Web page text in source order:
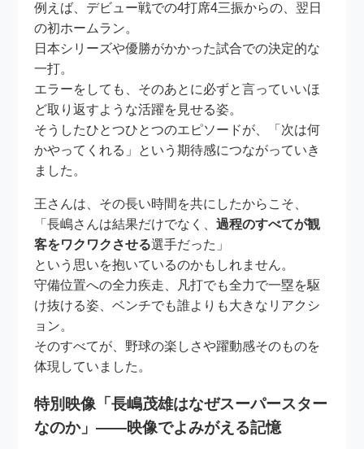
例えば、デビュー戦での4打席4三振からの、翌日
の初ホームラン。
日本シリーズや優勝がかかった試合での決定的な
一打。
エラーをしても、そのあとに必ずと言っていいほ
ど取り返すような活躍を見せる姿。
そうしたひとつひとつのエピソードが、「次は何
かやってくれる」という期待感につながっていき
ました。
王さんは、その長い時間を共にしたからこそ、
「長嶋さんは結果だけでなく、過程のすべてが観
客をワクワクさせる選手だった」
という思いを抱いているのかもしれません。
守備位置への全力疾走、凡打でも全力で一塁を駆
け抜ける姿、ベンチでも誰よりも大きなリアクシ
ョン。
そのすべてが、野球の楽しさや躍動感そのものを
体現していました。
特別映像「長嶋茂雄はなぜスーパースター
なのか」――映像でよみがえる記憶